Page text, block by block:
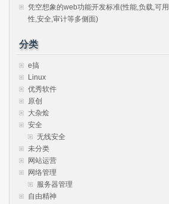
凭空想象的web功能开发标准(性能,负载,可用
性,安全,审计等多侧面)
分类
e搞
Linux
优秀软件
原创
大杂烩
安全
无线安全
未分类
网站运营
网络管理
服务器管理
自由精神